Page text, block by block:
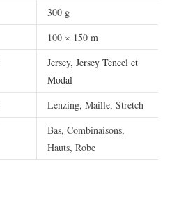
300 g
100 × 150 m
Jersey, Jersey Tencel et
Modal
Lenzing, Maille, Stretch
Bas, Combinaisons,
Hauts, Robe